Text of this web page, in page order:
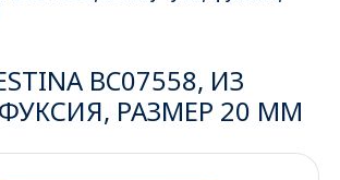
BC07558, ИЗ
РАЗМЕР 20 ММ